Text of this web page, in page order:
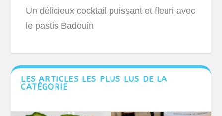
Un délicieux cocktail puissant et fleuri avec
le pastis Badouin
LES ARTICLES LES PLUS LUS DE LA
CATÉGORIE